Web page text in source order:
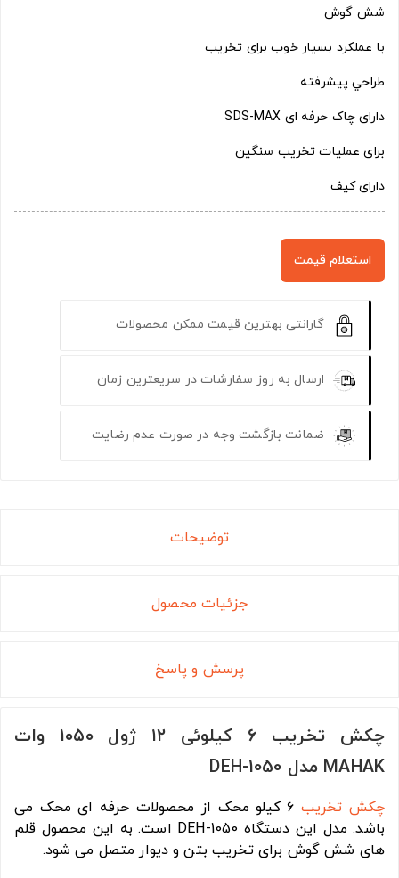
شش گوش
با عملکرد بسيار خوب برای تخریب
طراحي پيشرفته
دارای چاک حرفه ای SDS-MAX
برای عملیات تخریب سنگین
دارای کیف
استعلام قیمت
گارانتی بهترین قیمت ممکن محصولات
ارسال به روز سفارشات در سریعترین زمان
ضمانت بازگشت وجه در صورت عدم رضایت
توضیحات
جزئیات محصول
پرسش و پاسخ
چکش تخریب ۶ کیلوئی ۱۲ ژول ۱۰۵۰ وات
MAHAK مدل DEH-1050
چکش تخریب
۶ کیلو محک از محصولات حرفه ای محک می
باشد. مدل این دستگاه DEH-1050 است. به این محصول قلم
های شش گوش برای تخریب بتن و دیوار متصل می شود.